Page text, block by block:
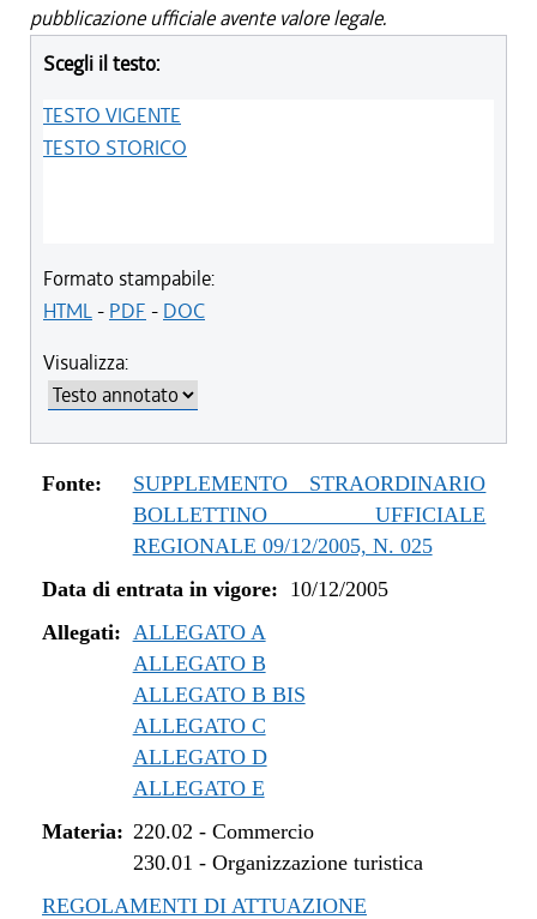
pubblicazione ufficiale avente valore legale.
Scegli il testo:
TESTO VIGENTE
TESTO STORICO
Formato stampabile:
HTML- PDF - DOC
Visualizza:
Fonte:
SUPPLEMENTO STRAORDINARIO
BOLLETTINO UFFICIALE
REGIONALE 09/12/2005, N. 025
Data di entrata in vigore: 10/12/2005
Allegati: ALLEGATO A
ALLEGATO B
ALLEGATO B BIS
ALLEGATO C
ALLEGATO D
ALLEGATO E
Materia: 220.02 - Commercio
230.01 - Organizzazione turistica
REGOLAMENTI DI ATTUAZIONE